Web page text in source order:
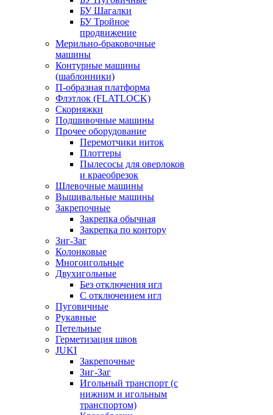
БУ Шагалки
БУ Тройное
продвижение
Мерильно-браковочные
машины
Контурные машины
(шаблонники)
П-образная платформа
Флэтлок (FLATLOCK)
Скорняжки
Подшивочные машины
Прочее оборудование
Перемотчики ниток
Плоттеры
Пылесосы для оверлоков
и краеобрезок
Шлевочные машины
Вышивальные машины
Закрепочные
Закрепка обычная
Закрепка по контору
Зиг-Заг
Колонковые
Многоигольные
Двухигольные
Без отключения игл
С отключением игл
Пуговичные
Рукавные
Петельные
Герметизация швов
JUKI
Закрепочные
Зиг-Заг
Игольный транспорт (с
нижним и игольным
транспортом)